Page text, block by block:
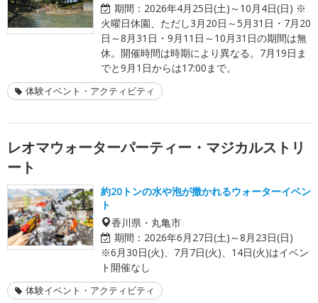
期間： 2026年4月25日(土)～10月4日(日) ※
火曜日休園、ただし3月20日～5月31日・7月20
日～8月31日・9月11日～10月31日の期間は無
休。開催時間は時期により異なる。7月19日ま
でと9月1日からは17:00まで。
体験イベント・アクティビティ
レオマウォーターパーティー・マジカルストリ
ート
約20トンの水や泡が撒かれるウォーターイベン
ト
香川県・丸亀市
期間： 2026年6月27日(土)～8月23日(日)
※6月30日(火)、7月7日(火)、14日(火)はイベン
ト開催なし
体験イベント・アクティビティ